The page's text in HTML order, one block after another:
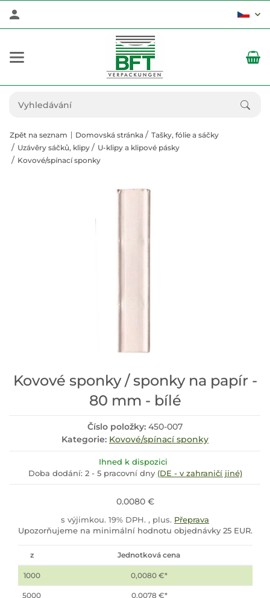
Zpět na seznam Domovská stránka
Tašky, fólie a sáčky
Uzávěry sáčků, klipy
U-klipy a klipové pásky
Kovové/spínací sponky
Kovové sponky / sponky na papír -
80 mm - bílé
Číslo položky: 450-007
Kategorie: Kovové/spínací sponky
Ihned k dispozici
Doba dodání: 2 - 5 pracovní dny (DE - v zahraničí jiné)
0.0080 €
s výjimkou. 19% DPH. , plus. Přeprava
Upozorňujeme na minimální hodnotu objednávky 25 EUR.
z Jednotková cena
1000 0,0080 €*
5000 0,0078 €*